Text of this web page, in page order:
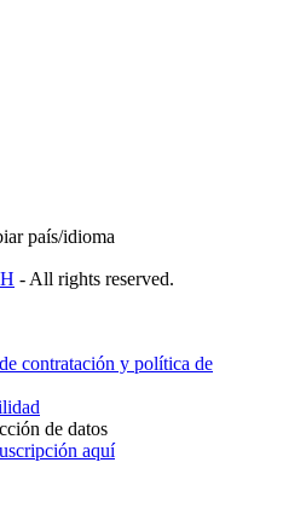
país/idioma
- All rights reserved.
contratación y política de
de datos
aquí